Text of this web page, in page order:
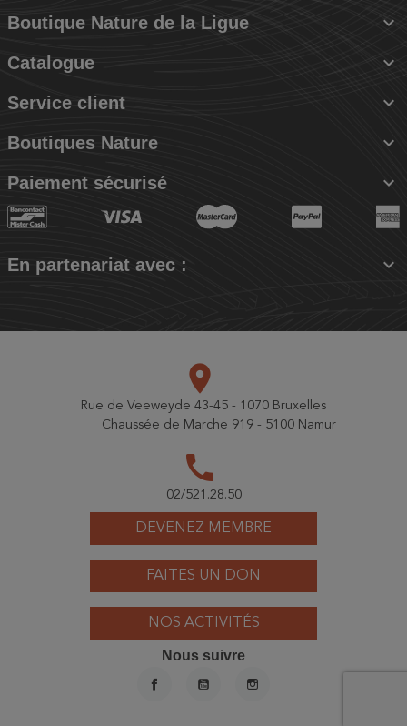
Boutique Nature de la Ligue 
Catalogue 
Service client 
Boutiques Nature 
Paiement sécurisé 
En partenariat avec : 
DEVENEZ MEMBRE
FAITES UN DON
NOS ACTIVITÉS
place
Rue de Veeweyde 43-45 - 1070 Bruxelles
Chaussée de Marche 919 - 5100 Namur
call
02/521.28.50
Nous suivre